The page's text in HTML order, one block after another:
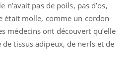
n’avait pas de poils, pas d’os,
était molle, comme un cordon
médecins ont découvert qu’elle
de tissus adipeux, de nerfs et de